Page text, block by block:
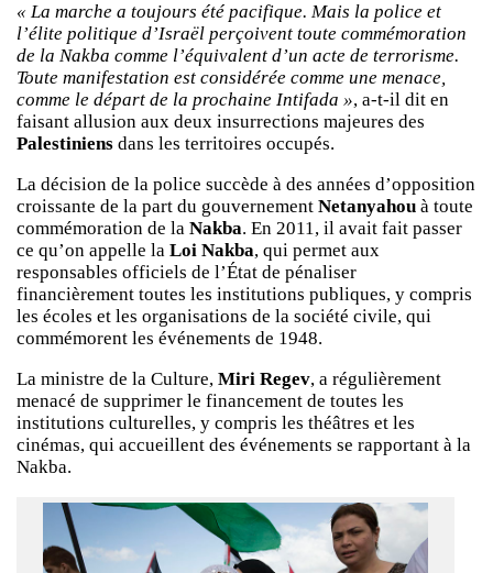
« La marche a toujours été pacifique. Mais la police et
l’élite politique d’Israël perçoivent toute commémoration
de la Nakba comme l’équivalent d’un acte de terrorisme.
Toute manifestation est considérée comme une menace,
comme le départ de la prochaine Intifada », a-t-il dit en
faisant allusion aux deux insurrections majeures des
Palestiniens dans les territoires occupés.
La décision de la police succède à des années d’opposition
croissante de la part du gouvernement Netanyahou à toute
commémoration de la Nakba. En 2011, il avait fait passer
ce qu’on appelle la Loi Nakba, qui permet aux
responsables officiels de l’État de pénaliser
financièrement toutes les institutions publiques, y compris
les écoles et les organisations de la société civile, qui
commémorent les événements de 1948.
La ministre de la Culture, Miri Regev, a régulièrement
menacé de supprimer le financement de toutes les
institutions culturelles, y compris les théâtres et les
cinémas, qui accueillent des événements se rapportant à la
Nakba.